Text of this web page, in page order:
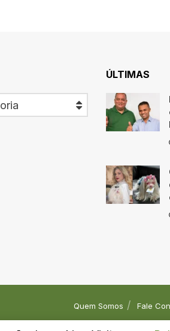
ÚLTIMAS
Quem Somos Fale